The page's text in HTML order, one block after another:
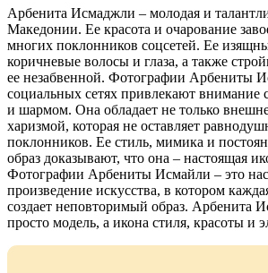
Арбенита Исмаджли – молодая и
Македонии. Ее красота и очарование
многих поклонников соцсетей. Ее
коричневые волосы и глаза, а также
ее незабвенной. Фотографии Арбениты
социальных сетях привлекают внимание
и шармом. Она обладает не только
харизмой, которая не оставляет
поклонников. Ее стиль, мимика и
образ доказывают, что она – настоящая
Фотографии Арбениты Исмайли – это
произведение искусства, в котором
создает неповторимый образ. Арбенита
просто модель, а икона стиля, красоты и